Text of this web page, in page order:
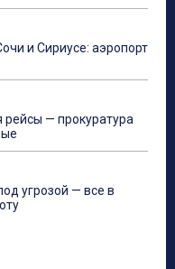
и Сириусе: аэропорт
рейсы — прокуратура
угрозой — все в